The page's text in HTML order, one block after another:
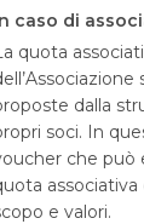
caso di
quota
dalla
soci. In
che può
associativa
e valori.